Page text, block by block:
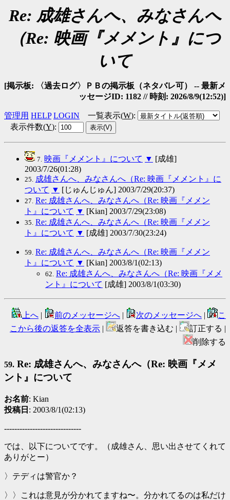
Re: 成雄さんへ、みなさんへ
（Re: 映画『メメント』につ
いて
[掲示板: 〈過去ログ〉ＰＢの掲示板（ネタバレ可） -- 最新メ
ッセージID: 1182 // 時刻: 2026/8/9(12:52)]
管理用 HELP LOGIN 一覧表示(W):
表示件数(Y):
7. 映画『メメント』について ▼ [成雄]
2003/7/26(01:28)
25.
成雄さんへ、みなさんへ（Re: 映画『メメント』に
ついて ▼ [じゅんじゅん] 2003/7/29(20:37)
27. Re: 成雄さんへ、みなさんへ（Re: 映画『メメン
ト』について ▼ [Kian] 2003/7/29(23:08)
35. Re: 成雄さんへ、みなさんへ（Re: 映画『メメン
ト』について ▼ [成雄] 2003/7/30(23:24)
59. Re: 成雄さんへ、みなさんへ（Re: 映画『メメン
ト』について ▼ [Kian] 2003/8/1(02:13)
62. Re: 成雄さんへ、みなさんへ（Re: 映画『メメ
ント』について [成雄] 2003/8/1(03:30)
上へ | 前のメッセージへ | 次のメッセージへ |
こ
こから後の返答を全表示 | 返答を書き込む |
訂正する |
削除する
59. Re: 成雄さんへ、みなさんへ（Re: 映画『メメ
ント』について
お名前: Kian
投稿日 : 2003/8/1(02:13)
------------------------------
では、以下についてです。（成雄さん、思い出させてくれて
ありがとー）
〉テディは警官か？
〉〉これは意見が分かれてますね〜。分かれてるのは私だけ